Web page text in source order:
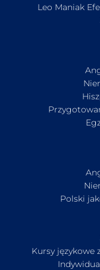
Leo Maniak
Polski
Kursy językowe